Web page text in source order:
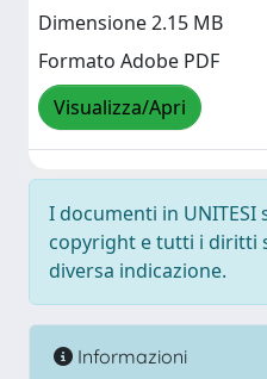
Dimensione 2.15 MB
Formato Adobe PDF
Visualizza/Apri
I documenti in
copyright e tutti i diritti
diversa indicazione.
Informazioni